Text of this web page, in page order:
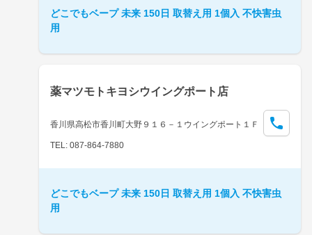
どこでもベープ 未来 150日 取替え用 1個入 不快害虫
用
薬マツモトキヨシウイングポート店
香川県高松市香川町大野９１６－１ウイングポート１Ｆ
TEL: 087-864-7880
どこでもベープ 未来 150日 取替え用 1個入 不快害虫
用